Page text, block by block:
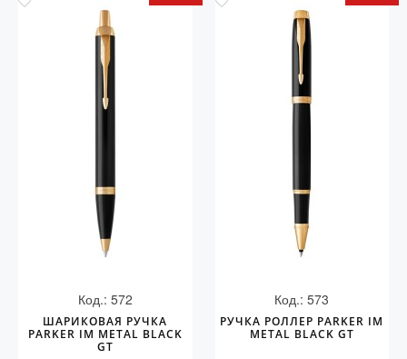
Код.: 572
ШАРИКОВАЯ РУЧКА
PARKER IM METAL BLACK
GT
Код.: 573
РУЧКА РОЛЛЕР PARKER IM
METAL BLACK GT